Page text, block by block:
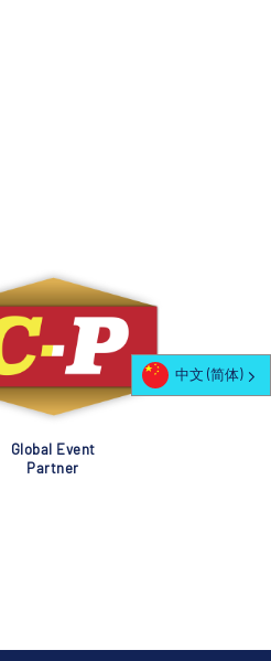
Global Event
Partner
中文 (简体)